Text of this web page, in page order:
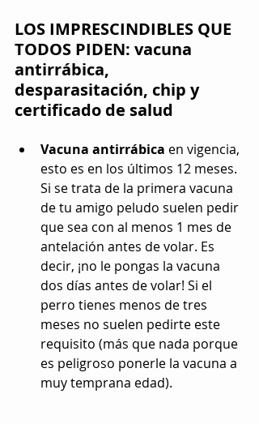
LOS IMPRESCINDIBLES QUE
TODOS PIDEN: vacuna
antirrábica,
desparasitación, chip y
certificado de salud
Vacuna antirrábica en vigencia,
esto es en los últimos 12 meses.
Si se trata de la primera vacuna
de tu amigo peludo suelen pedir
que sea con al menos 1 mes de
antelación antes de volar. Es
decir, ¡no le pongas la vacuna
dos días antes de volar! Si el
perro tienes menos de tres
meses no suelen pedirte este
requisito (más que nada porque
es peligroso ponerle la vacuna a
muy temprana edad).